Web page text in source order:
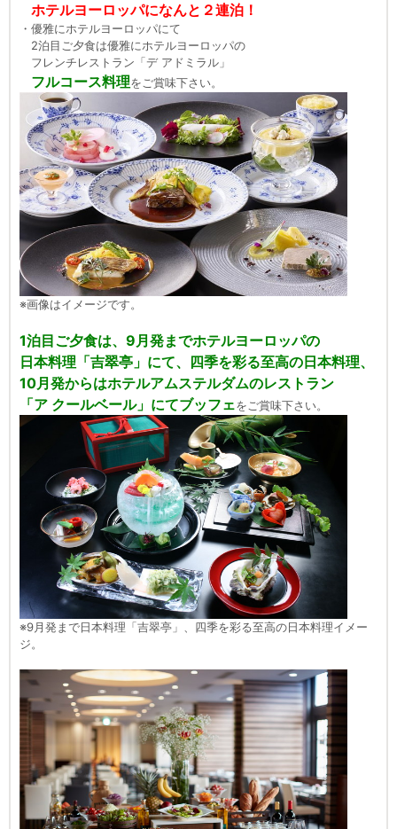
ホテルヨーロッパになんと２連泊！
・優雅にホテルヨーロッパにて
2泊目ご夕食は優雅にホテルヨーロッパの
フレンチレストラン「デ アドミラル」
フルコース料理をご賞味下さい。
※画像はイメージです。
1泊目ご夕食は、9月発までホテルヨーロッパの
日本料理「吉翠亭」にて、四季を彩る至高の日本料理、
10月発からはホテルアムステルダムのレストラン
「ア クールベール」にてブッフェをご賞味下さい。
※9月発まで日本料理「吉翠亭」、四季を彩る至高の日本料理イメー
ジ。